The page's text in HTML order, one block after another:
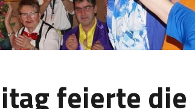
feierte die